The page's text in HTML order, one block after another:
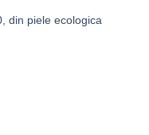
din piele ecologica